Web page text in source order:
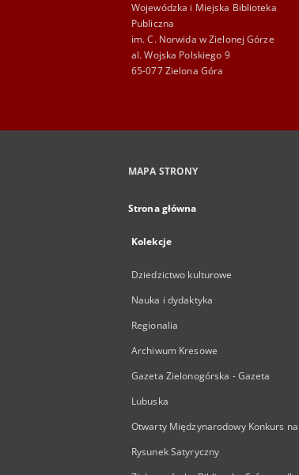
Wojewódzka i Miejska Biblioteka
Publiczna
im. C. Norwida w Zielonej Górze
al. Wojska Polskiego 9
65-077 Zielona Góra
MAPA STRONY
Strona główna
Kolekcje
Dziedzictwo kulturowe
Nauka i dydaktyka
Regionalia
Archiwum Kresowe
Gazeta Zielonogórska - Gazeta
Lubuska
Otwarty Międzynarodowy Konkurs na
Rysunek Satyryczny